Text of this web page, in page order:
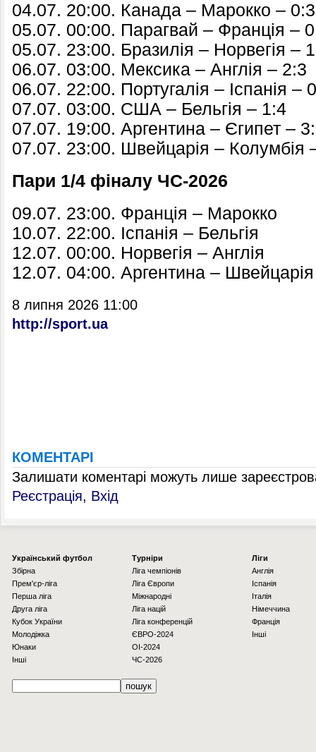
04.07. 20:00. Канада – Марокко – 0:3
05.07. 00:00. Парагвай – Франція –
05.07. 23:00. Бразилія – Норвегія –
06.07. 03:00. Мексика – Англія – 2:3
06.07. 22:00. Португалія – Іспанія –
07.07. 03:00. США – Бельгія – 1:4
07.07. 19:00. Аргентина – Єгипет –
07.07. 23:00. Швейцарія – Колумбія
Пари 1/4 фіналу ЧС-2026
09.07. 23:00. Франція – Марокко
10.07. 22:00. Іспанія – Бельгія
12.07. 00:00. Норвегія – Англія
12.07. 04:00. Аргентина – Швейцарія
8 липня 2026 11:00
http://sport.ua
КОМЕНТАРІ
Залишати коментарі можуть лише
Реєстрація, Вхід
Українcький футбол
Збірна
Прем'єр-ліга
Перша ліга
Друга ліга
Кубок України
Молодіжка
Юнаки
Інші
Турніри
Ліга чемпіонів
Ліга Європи
Міжнародні
Ліга націй
Ліга конференцій
ЄВРО-2024
OI-2024
ЧС-2026
Ліги
Англія
Іспанія
Італія
Німеччина
Франція
Інші